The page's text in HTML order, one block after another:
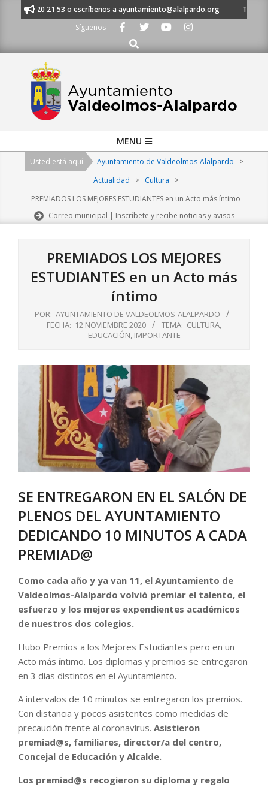
al 91 620 21 53 o escríbenos a ayuntamiento@alalpardo.org
TE
Síguenos
Buscar
Navigation
MENU
Usted está aquí Ayuntamiento de Valdeolmos-Alalpardo
>
Actualidad
> Cultura
>
PREMIADOS LOS MEJORES ESTUDIANTES en un Acto más íntimo
Correo municipal | Inscríbete y recibe noticias y avisos
PREMIADOS LOS MEJORES
ESTUDIANTES en un Acto más
íntimo
POR: AYUNTAMIENTO DE VALDEOLMOS-ALALPARDO
FECHA: 12 NOVIEMBRE 2020 TEMA: CULTURA,
EDUCACIÓN, IMPORTANTE
SE ENTREGARON EN EL SALÓN DE
PLENOS DEL AYUNTAMIENTO
DEDICANDO 10 MINUTOS A CADA
PREMIAD@
Como cada año y ya van 11, el Ayuntamiento de
Valdeolmos-Alalpardo volvió premiar el talento, el
esfuerzo y los mejores expendientes académicos
de nuestros dos colegios.
Hubo Premios a los Mejores Estudiantes pero en un
Acto más íntimo. Los diplomas y premios se entregaron
en 3 días distintos en el Ayuntamiento.
A intervalos de 10 minutos se entregaron los premios.
Con distancia y pocos asistentes como medidas de
precaución frente al coronavirus. Asistieron
premiad@s, familiares, director/a del centro,
Concejal de Educación y Alcalde.
Los premiad@s recogieron su diploma y regalo